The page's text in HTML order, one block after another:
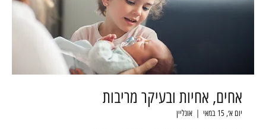
אחים, אחיות ובעיקר מריבות
יום א׳, 15 במאי
  |
אונליין